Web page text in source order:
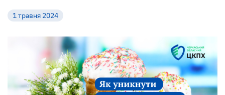
1 травня 2024